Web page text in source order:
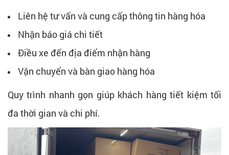
Liên hệ tư vấn và cung cấp thông tin hàng hóa
Nhận báo giá chi tiết
Điều xe đến địa điểm nhận hàng
Vận chuyển và bàn giao hàng hóa
Quy trình nhanh gọn giúp khách hàng tiết kiệm tối
đa thời gian và chi phí.